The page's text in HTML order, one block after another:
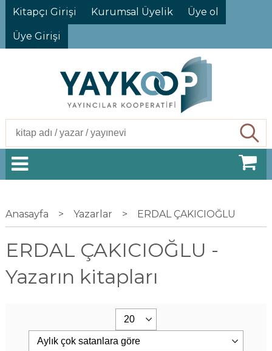
Kitapçı Girişi Kurumsal Üyelik Üye ol
Üye Girişi
Anasayfa > Yazarlar > ERDAL ÇAKICIOĞLU
ERDAL ÇAKICIOĞLU -
Yazarın kitapları